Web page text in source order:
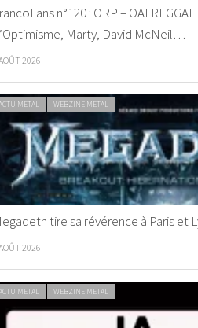
n°120 : ORP – OAI
Marty, David McNeil…
2026
METAL WEBZINE METAL
tire sa révérence à Paris et
2026
METAL WEBZINE METAL